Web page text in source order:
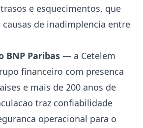
e esquecimentos, que
de inadimplencia entre
BNP Paribas — a Cetelem
financeiro com presenca
e mais de 200 anos de
traz confiabilidade
operacional para o